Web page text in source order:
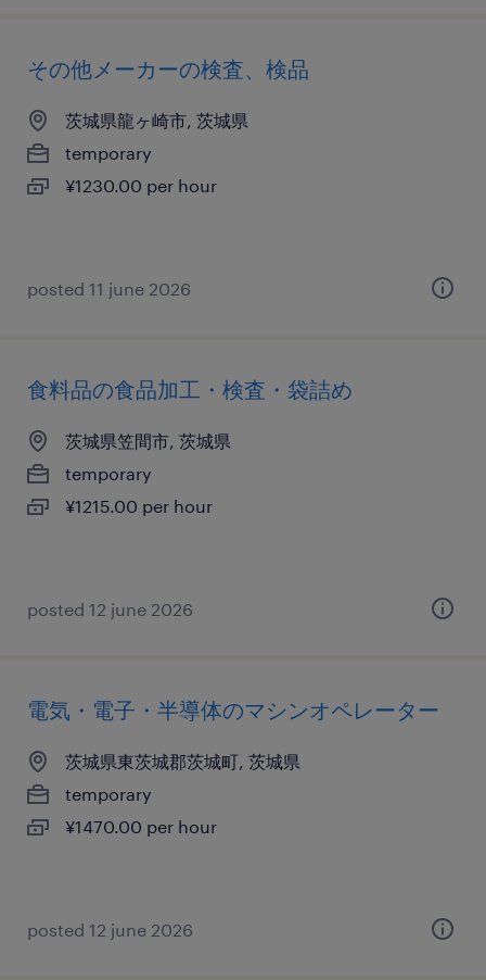
その他メーカーの検査、検品
茨城県龍ヶ崎市, 茨城県
temporary
¥1230.00 per hour
posted 11 june 2026
食料品の食品加工・検査・袋詰め
茨城県笠間市, 茨城県
temporary
¥1215.00 per hour
posted 12 june 2026
電気・電子・半導体のマシンオペレーター
茨城県東茨城郡茨城町, 茨城県
temporary
¥1470.00 per hour
posted 12 june 2026